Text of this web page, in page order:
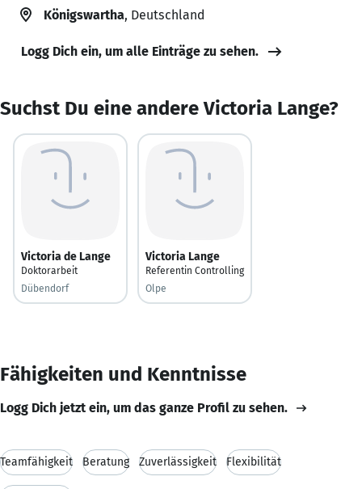
Königswartha, Deutschland
Logg Dich ein, um alle Einträge zu sehen.
Suchst Du eine andere Victoria Lange?
Victoria de Lange
Doktorarbeit
Dübendorf
Victoria Lange
Referentin Controlling
Olpe
Fähigkeiten und Kenntnisse
Logg Dich jetzt ein, um das ganze Profil zu sehen.
Teamfähigkeit Beratung Zuverlässigkeit Flexibilität